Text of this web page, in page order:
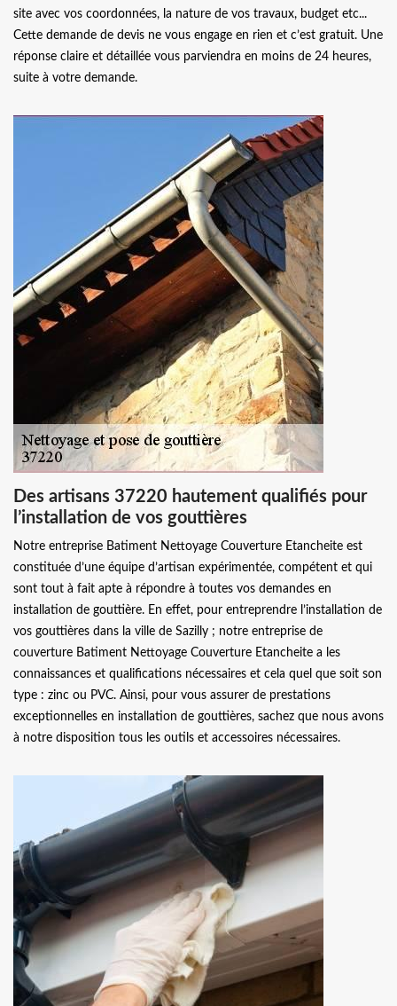
site avec vos coordonnées, la nature de vos travaux, budget etc...
Cette demande de devis ne vous engage en rien et c’est gratuit. Une
réponse claire et détaillée vous parviendra en moins de 24 heures,
suite à votre demande.
Des artisans 37220 hautement qualifiés pour
l’installation de vos gouttières
Notre entreprise Batiment Nettoyage Couverture Etancheite est
constituée d’une équipe d’artisan expérimentée, compétent et qui
sont tout à fait apte à répondre à toutes vos demandes en
installation de gouttière. En effet, pour entreprendre l’installation de
vos gouttières dans la ville de Sazilly ; notre entreprise de
couverture Batiment Nettoyage Couverture Etancheite a les
connaissances et qualifications nécessaires et cela quel que soit son
type : zinc ou PVC. Ainsi, pour vous assurer de prestations
exceptionnelles en installation de gouttières, sachez que nous avons
à notre disposition tous les outils et accessoires nécessaires.